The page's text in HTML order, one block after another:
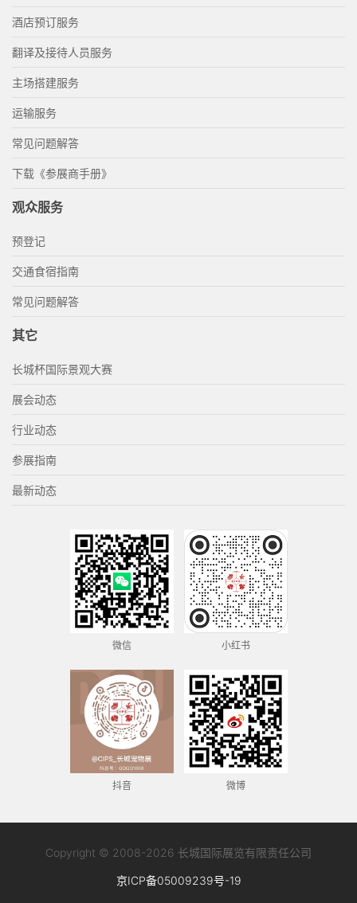
酒店预订服务
翻译及接待人员服务
主场搭建服务
运输服务
常见问题解答
下载《参展商手册》
观众服务
预登记
交通食宿指南
常见问题解答
其它
长城杯国际景观大赛
展会动态
行业动态
参展指南
最新动态
微信 小红书
抖音 微博
Copyright © 2008-2026 长城国际展览有限责任公司
京ICP备05009239号-19